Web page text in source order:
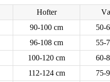
Hofter
90-100 cm
50-
96-108 cm
55-
100-120 cm
60-
112-124 cm
75-